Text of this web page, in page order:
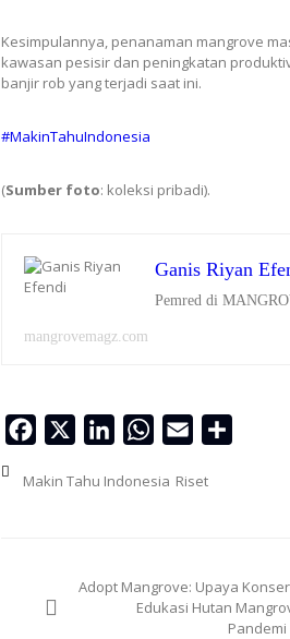
Kesimpulannya, penanaman mangrove
kawasan pesisir dan peningkatan
banjir rob yang terjadi saat ini.
#MakinTahuIndonesia
(Sumber foto: koleksi pribadi).
Ganis Riyan
Pemred di
mangrovemagz.com
Facebook LinkedInWhatsApp
Email
Makin Tahu Indonesia Riset
pos
Adopt Mangrove: Upaya
Edukasi Hutan
Pandemi